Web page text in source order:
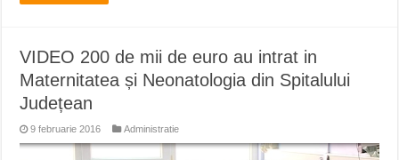
VIDEO 200 de mii de euro au intrat in
Maternitatea și Neonatologia din Spitalului
Județean
9 februarie 2016 Administratie